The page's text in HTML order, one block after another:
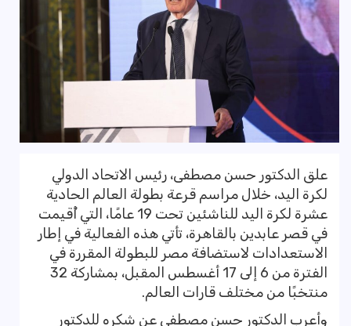
علق الدكتور حسن مصطفى، رئيس الاتحاد الدولي
لكرة اليد، خلال مراسم قرعة بطولة العالم الحادية
عشرة لكرة اليد للناشئين تحت 19 عامًا، التي أُقيمت
في قصر عابدين بالقاهرة، تأتي هذه الفعالية في إطار
الاستعدادات لاستضافة مصر للبطولة المقررة في
الفترة من 6 إلى 17 أغسطس المقبل، بمشاركة 32
منتخبًا من مختلف قارات العالم.
وأعرب الدكتور حسن مصطفى عن شكره للدكتور